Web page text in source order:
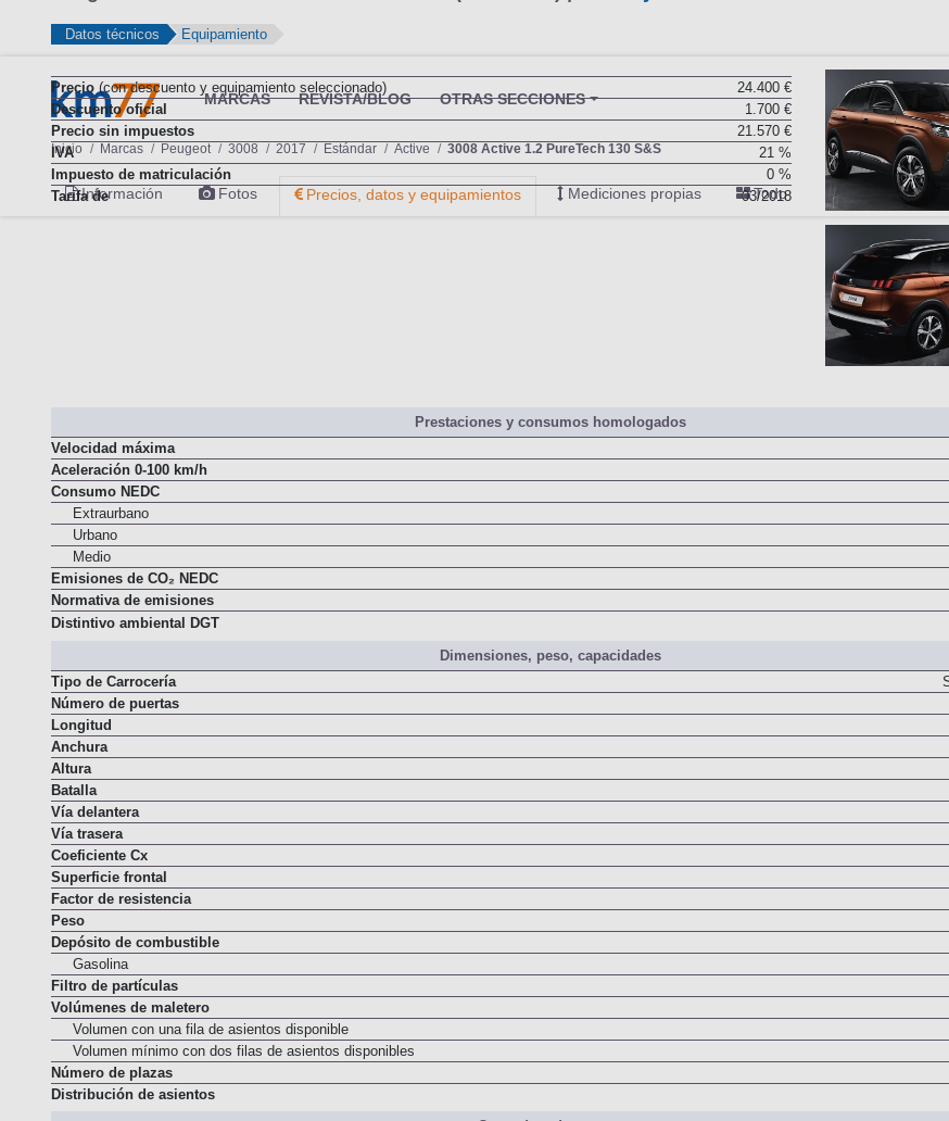
Peugeot 3008 Active 1.2 PureTech 130 S&S (2016-2018) | Precio y ficha técnica
Precio(con descuento y equipamiento seleccionado)
24.400 €
Descuento oficial
1.700 €
Precio sin impuestos
21.570 €
IVA
21 %
Impuesto de matriculación
0 %
Prestaciones y consumos homologados
Velocidad máxima
Aceleración 0-100 km/h
Consumo NEDC
Extraurbano
Urbano
Medio
Emisiones de CO₂ NEDC
Normativa de emisiones
Dimensiones, peso, capacidades
Tipo de Carrocería
Número de puertas
Longitud
Anchura
Altura
Batalla
Vía delantera
Vía trasera
Coeficiente Cx
Superficie frontal
Factor de resistencia
Peso
Depósito de combustible
Gasolina
Filtro de partículas
Volúmenes de maletero
Volumen con una fila de asientos disponible
Volumen mínimo con dos filas de asientos disponibles
Número de plazas